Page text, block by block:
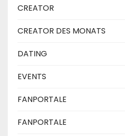
CREATOR
CREATOR DES MONATS
DATING
EVENTS
FANPORTALE
FANPORTALE